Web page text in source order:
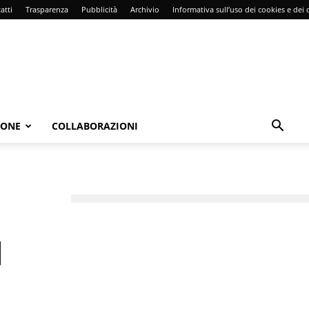
Trasparenza Pubblicità Archivio Informativa sull’uso dei cookies e dei
COLLABORAZIONI